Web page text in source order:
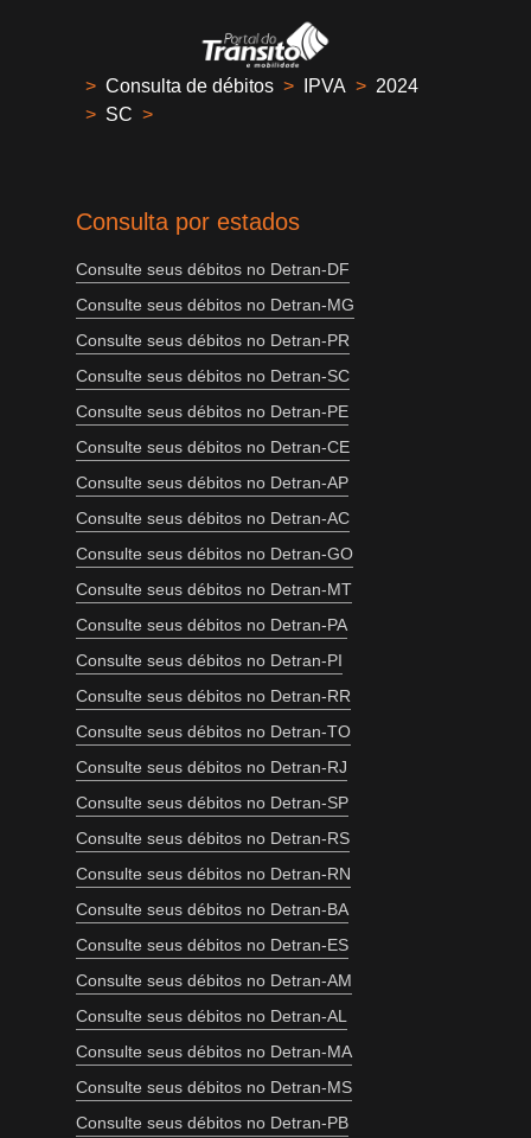
> Consulta de débitos > IPVA > 2024
> SC >
Consulta por estados
Consulte seus débitos no Detran-DF
Consulte seus débitos no Detran-MG
Consulte seus débitos no Detran-PR
Consulte seus débitos no Detran-SC
Consulte seus débitos no Detran-PE
Consulte seus débitos no Detran-CE
Consulte seus débitos no Detran-AP
Consulte seus débitos no Detran-AC
Consulte seus débitos no Detran-GO
Consulte seus débitos no Detran-MT
Consulte seus débitos no Detran-PA
Consulte seus débitos no Detran-PI
Consulte seus débitos no Detran-RR
Consulte seus débitos no Detran-TO
Consulte seus débitos no Detran-RJ
Consulte seus débitos no Detran-SP
Consulte seus débitos no Detran-RS
Consulte seus débitos no Detran-RN
Consulte seus débitos no Detran-BA
Consulte seus débitos no Detran-ES
Consulte seus débitos no Detran-AM
Consulte seus débitos no Detran-AL
Consulte seus débitos no Detran-MA
Consulte seus débitos no Detran-MS
Consulte seus débitos no Detran-PB